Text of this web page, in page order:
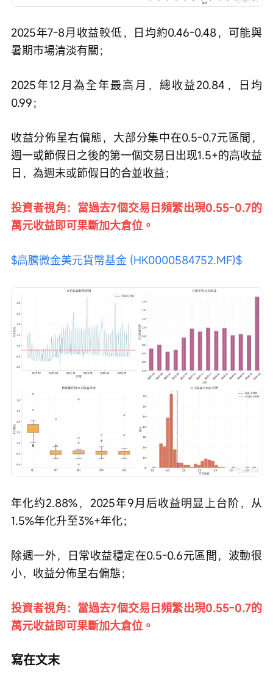
2025年7-8月收益較低，日均約0.46-0.48，可能與
暑期市場清淡有關；
2025年12月為全年最高月，總收益20.84，日均
0.99；
收益分佈呈右偏態，大部分集中在0.5-0.7元區間，
週一或節假日之後的第一個交易日出现1.5+的高收益
日，為週末或節假日的合並收益；
投資者視角：當過去7個交易日頻繁出現0.55-0.7的
萬元收益即可果斷加大倉位。
$高騰微金美元貨幣基金 (HK0000584752.MF)$
年化约2.88%，2025年9月后收益明显上台阶，从
1.5%年化升至3%+年化；
除週一外，日常收益穩定在0.5-0.6元區間，波動很
小，收益分佈呈右偏態；
投資者視角：當過去7個交易日頻繁出現0.55-0.7的
萬元收益即可果斷加大倉位。
寫在文末